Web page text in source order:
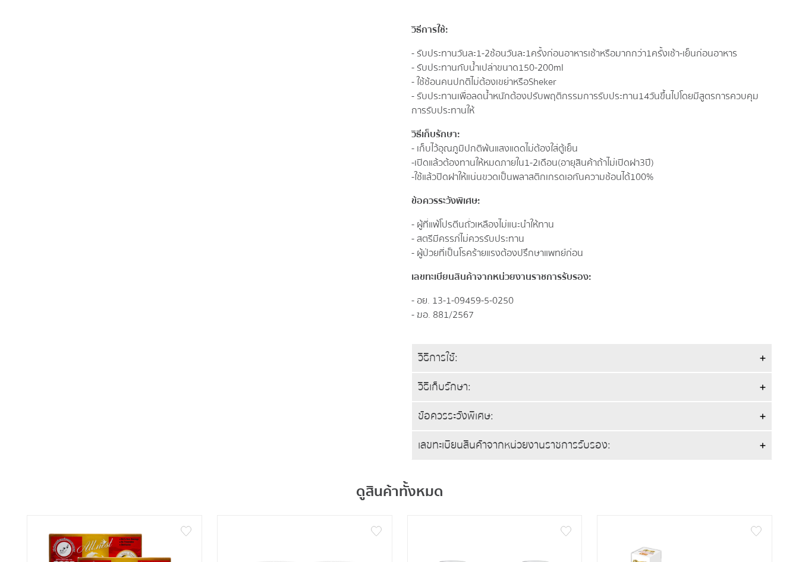
วิธีการใช้:
- รับประทานวันละ 1-2 ช้อน วันละ 1 ครั้ง ก่อนอาหาร เช้า หรือมากกว่า 1 ครั้ง เช้า- เย็น ก่อนอาหาร
- รับประทานกับน้ำเปล่า ขนาด 150-200 ml
- ใช้ช้อนคนปกติ ไม่ต้องเขย่า หรือ Sheker
- รับประทานเพื่อลดน้ำหนัก ต้องปรับพฤติกรรมการรับประทาน 14 วันขึ้นไป โดยมีสูตรการควบคุม
การรับประทานให้​
วิธีเก็บรักษา:
- เก็บไว้อุณภูมิปกติ พ้นแสงแดด ไม่ต้องใส่ตู้เย็น
- เปิดแล้วต้องทานให้หมดภายใน1-2 เดือน (อายุสินค้าถ้าไม่เปิดฝา 3 ปี )
- ใช้แล้วปิดฝาให้แน่น ขวดเป็นพลาสติกเกรดเอ กันความช้อนได้100%
ข้อควรระวังพิเศษ:
- ผู้ที่แพ้โปรตีนถั่วเหลืองไม่แนะนำให้ทาน
- สตรีมีครรภ์ ไม่ควรรับประทาน
- ผู้ป่วยที่เป็นโรคร้ายแรง ต้องปรึกษาแพทย์ ก่อน
เลขทะเบียนสินค้าจากหน่วยงานราชการรับรอง:
- อย. 13-1-09459-5-0250
- ฆอ. 881/2567
​วิธีการใช้:
วิธีเก็บรักษา:
ข้อควรระวังพิเศษ:
เลขทะเบียนสินค้าจากหน่วยงานราชการรับรอง:
ดูสินค้าทั้งหมด